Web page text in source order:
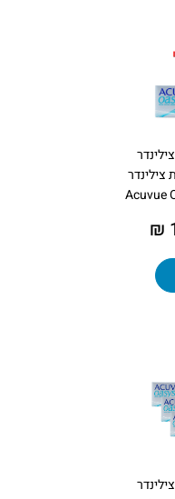
צילינדר
Acuvue